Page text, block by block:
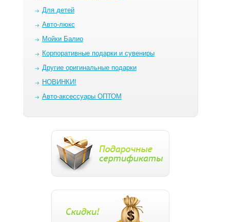
Для детей
Авто-люкс
Мойки Балио
Корпоративные подарки и сувениры
Другие оригинальные подарки
НОВИНКИ!
Авто-аксессуары ОПТОМ